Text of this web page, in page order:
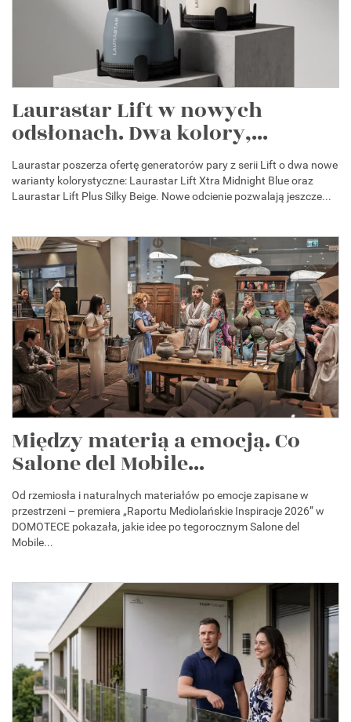
Laurastar Lift w nowych
odsłonach. Dwa kolory,...
Laurastar poszerza ofertę generatorów pary z serii Lift o dwa nowe
warianty kolorystyczne: Laurastar Lift Xtra Midnight Blue oraz
Laurastar Lift Plus Silky Beige. Nowe odcienie pozwalają jeszcze...
Między materią a emocją. Co
Salone del Mobile...
Od rzemiosła i naturalnych materiałów po emocje zapisane w
przestrzeni – premiera „Raportu Mediolańskie Inspiracje 2026” w
DOMOTECE pokazała, jakie idee po tegorocznym Salone del
Mobile...